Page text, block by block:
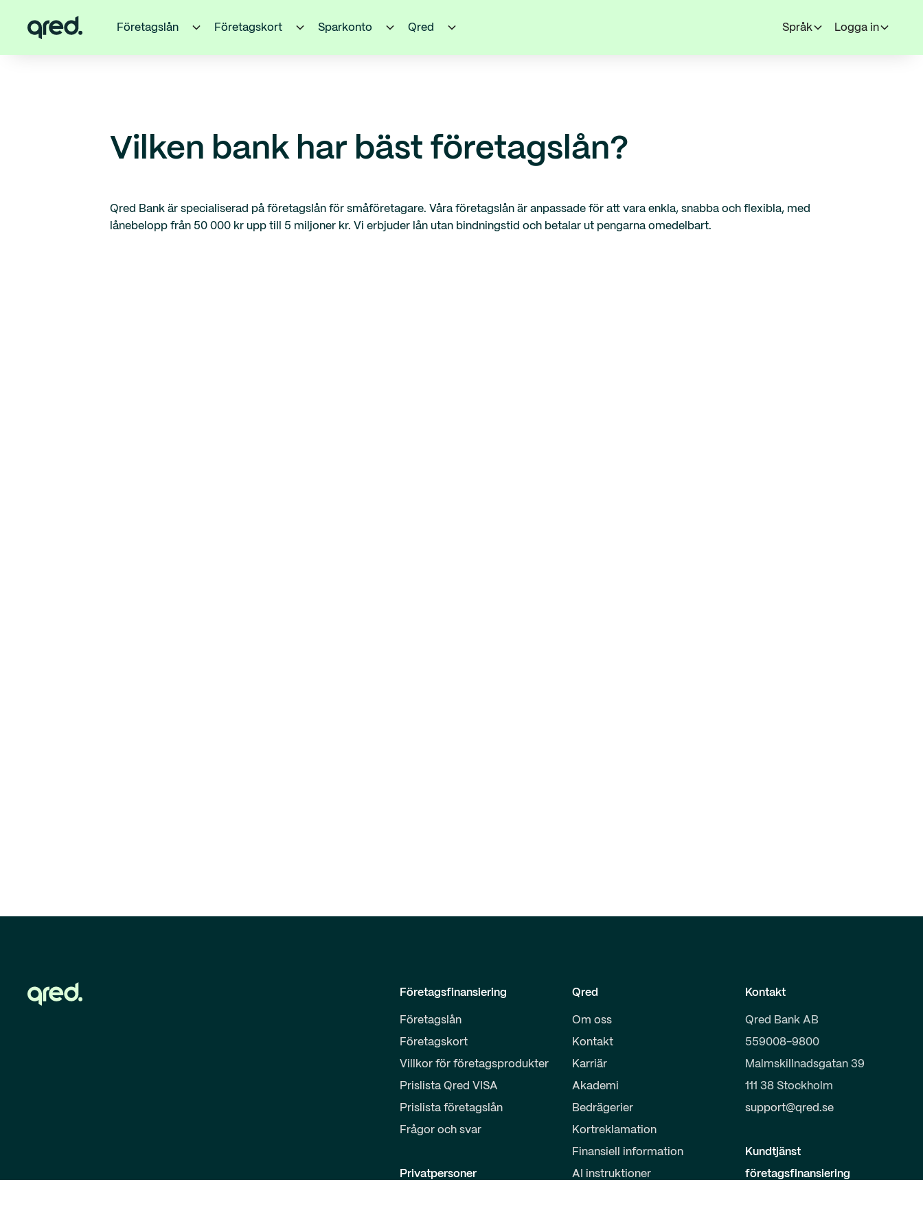
Företagslån Företagskort Sparkonto Qred Språk Logga in
Vilken bank har bäst företagslån?
Qred Bank är specialiserad på företagslån för småföretagare. Våra företagslån är anpassade för att vara enkla, snabba och flexibla, med
lånebelopp från 50 000 kr upp till 5 miljoner kr. Vi erbjuder lån utan bindningstid och betalar ut pengarna omedelbart.
Företagsfinansiering
Företagslån
Företagskort
Villkor för företagsprodukter
Prislista Qred VISA
Prislista företagslån
Frågor och svar
Privatpersoner
Qred
Om oss
Kontakt
Karriär
Akademi
Bedrägerier
Kortreklamation
Finansiell information
AI instruktioner
Kontakt
Qred Bank AB
559008-9800
Malmskillnadsgatan 39
111 38 Stockholm
support@qred.se
Kundtjänst
företagsfinansiering